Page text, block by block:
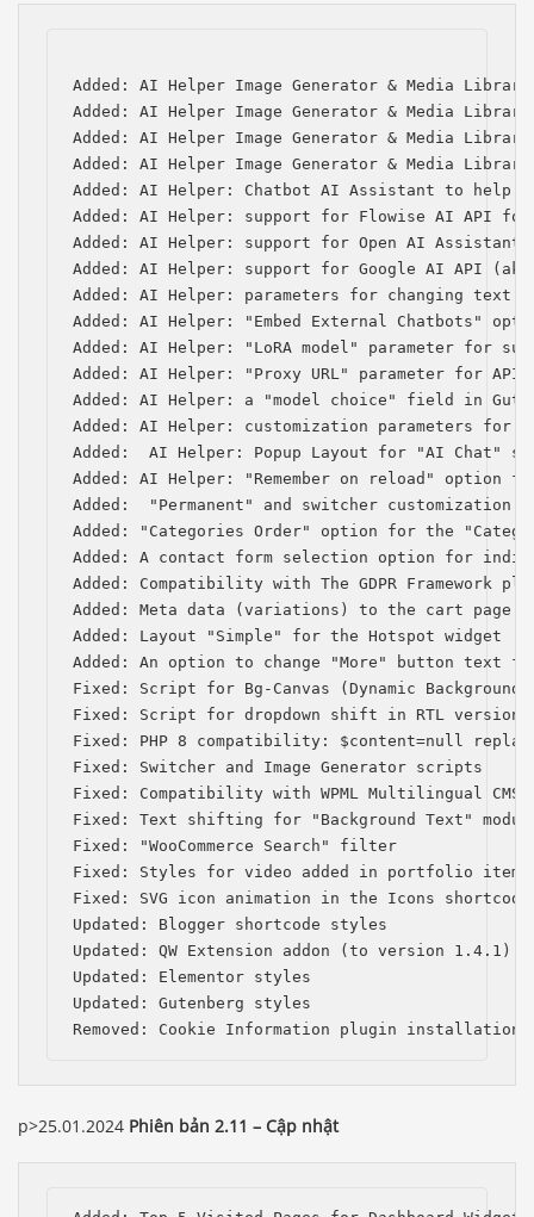
Added: AI Helper Image Generator & Media
Added: AI Helper Image Generator & Media
Added: AI Helper Image Generator & Media
Added: AI Helper Image Generator & Media
Added: AI Helper: Chatbot AI Assistant to
Added: AI Helper: support for Flowise AI API for
Added: AI Helper: support for Open AI Assistants
Added: AI Helper: support for Google AI API (aka
Added: AI Helper: parameters for changing text
Added: AI Helper: "Embed External Chatbots"
Added: AI Helper: "LoRA model" parameter for
Added: AI Helper: "Proxy URL" parameter for
Added: AI Helper: a "model choice" field in
Added: AI Helper: customization parameters for
Added:  AI Helper: Popup Layout for "AI Chat"
Added: AI Helper: "Remember on reload" option
Added:  "Permanent" and switcher customization
Added: "Categories Order" option for the
Added: A contact form selection option for
Added: Compatibility with The GDPR Framework
Added: Meta data (variations) to the cart page
Added: Layout "Simple" for the Hotspot widget
Added: An option to change "More" button text
Fixed: Script for Bg-Canvas (Dynamic
Fixed: Script for dropdown shift in RTL version
Fixed: PHP 8 compatibility: $content=null
Fixed: Switcher and Image Generator scripts
Fixed: Compatibility with WPML Multilingual
Fixed: Text shifting for "Background Text"
Fixed: "WooCommerce Search" filter
Fixed: Styles for video added in portfolio items
Fixed: SVG icon animation in the Icons shortcode
Updated: Blogger shortcode styles
Updated: QW Extension addon (to version 1.4.1)
Updated: Elementor styles
Updated: Gutenberg styles
Removed: Cookie Information plugin installation
p>25.01.2024 Phiên bản 2.11 – Cập nhật